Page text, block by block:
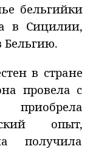
бельгийки
в Сицилии,
Бельгию.
в стране
провела с
приобрела
опыт,
получила